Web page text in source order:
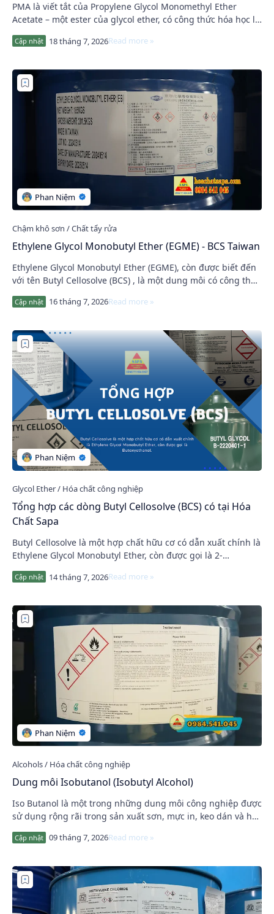
PMA là viết tắt của Propylene Glycol Monomethyl Ether
Acetate – một ester của glycol ether, có công thức hóa học là
C6H12O3. PMA Đài Loan là dung mô…
Ethylene Glycol Monobutyl Ether (EGME) - BCS Taiwan
Ethylene Glycol Monobutyl Ether (EGME), còn được biết đến
với tên Butyl Cellosolve (BCS) , là một dung môi có công thức
Tổng hợp các dòng Butyl Cellosolve (BCS) có tại Hóa
Chất Sapa
Butyl Cellosolve là một hợp chất hữu cơ có dẫn xuất chính là
Ethylene Glycol Monobutyl Ether, còn được gọi là 2-
Butoxyethanol. Nó là một dung môi màu…
Dung môi Isobutanol (Isobutyl Alcohol)
Iso Butanol là một trong những dung môi công nghiệp được
sử dụng rộng rãi trong sản xuất sơn, mực in, keo dán và hóa